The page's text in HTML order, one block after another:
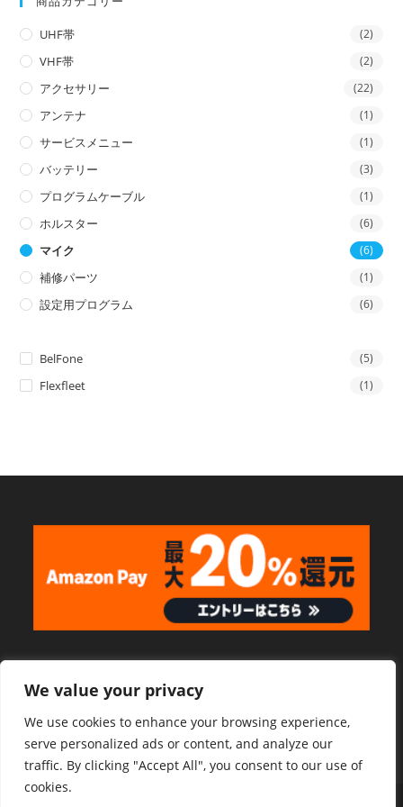
We value your privacy
We use cookies to enhance your browsing experience,
serve personalized ads or content, and analyze our
traffic. By clicking "Accept All", you consent to our use of
cookies.
UHF帯 (2)
VHF帯 (2)
アクセサリー (22)
アンテナ (1)
サービスメニュー (1)
バッテリー (3)
プログラムケーブル (1)
ホルスター (6)
マイク (6)
補修パーツ (1)
設定用プログラム (6)
BelFone (5)
Flexfleet (1)